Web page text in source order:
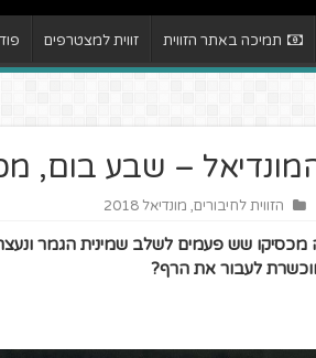
תמיכה באתר הזווית זווית למצטרפים
– שבע בום,
הזווית לחיבורים, מונדיאל 2018
ועד 2014 עלתה מכסיקו שש פעמים לשלב שמינית
לעבור את הרף?